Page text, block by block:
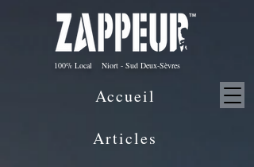
100% Local Niort - Sud Deux-Sèvres
Articles
Accueil